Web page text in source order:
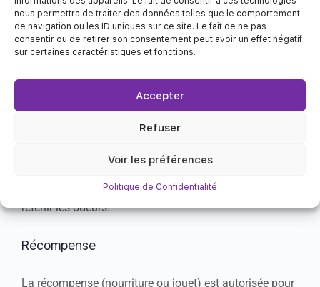
nous permettra de traiter des données telles que le comportement
de navigation ou les ID uniques sur ce site. Le fait de ne pas
consentir ou de retirer son consentement peut avoir un effet négatif
sur certaines caractéristiques et fonctions.
Accepter
Refuser
Voir les préférences
Politique de Confidentialité
Collier plat, martingale et harnais. Laisse de toute
longueur. Sont interdits : colliers étrangleurs, licols
Pollution olfactive
laver les mains avant manipulation du matériel ou
utiliser des gants. Ne pas réutiliser de patafix pouvant
retenir les odeurs.
Récompense
La récompense (nourriture ou jouet) est autorisée pour